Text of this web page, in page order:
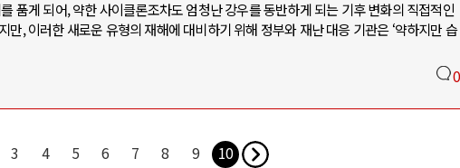
품게 되어, 약한 사이클론조차도 엄청난 강우를 동반하게 되는 기후 변화의 직접적인
, 이러한 새로운 유형의 재해에 대비하기 위해 정부와 재난 대응 기관은 ‘약하지만 습
0
3 4 5 6 7 8 9 10